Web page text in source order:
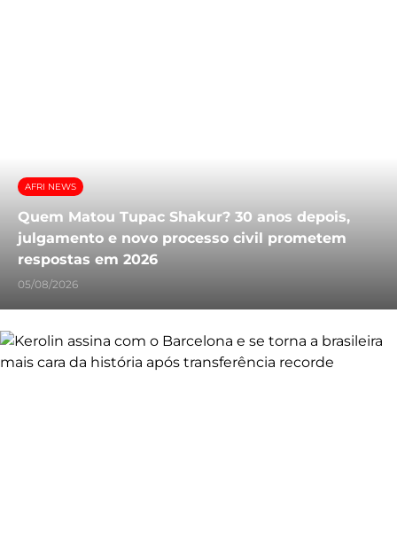
AFRI NEWS
Quem Matou Tupac Shakur? 30 anos depois,
julgamento e novo processo civil prometem
respostas em 2026
05/08/2026